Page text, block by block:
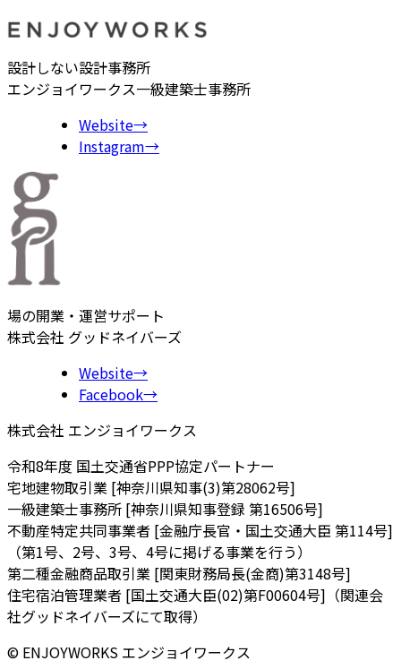
設計しない設計事務所
エンジョイワークス一級建築士事務所
Website→
Instagram→
場の開業・運営サポート
株式会社 グッドネイバーズ
Website→
Facebook→
株式会社 エンジョイワークス
令和8年度 国土交通省PPP協定パートナー
宅地建物取引業 [神奈川県知事(3)第28062号]
一級建築士事務所 [神奈川県知事登録 第16506号]
不動産特定共同事業者 [金融庁長官・国土交通大臣 第114号]
（第1号、2号、3号、4号に掲げる事業を行う）
第二種金融商品取引業 [関東財務局長(金商)第3148号]
住宅宿泊管理業者 [国土交通大臣(02)第F00604号]（関連会
社グッドネイバーズにて取得）
© ENJOYWORKS エンジョイワークス